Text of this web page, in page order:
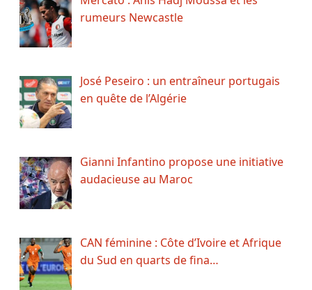
rumeurs Newcastle
José Peseiro : un entraîneur portugais
en quête de l’Algérie
Gianni Infantino propose une initiative
audacieuse au Maroc
CAN féminine : Côte d’Ivoire et Afrique
du Sud en quarts de fina…